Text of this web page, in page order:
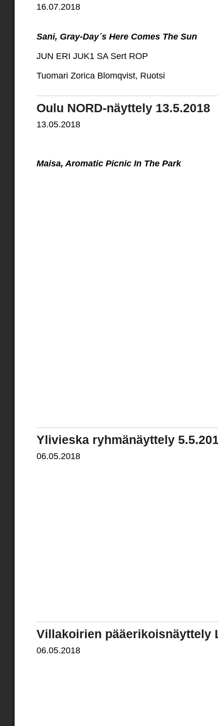
16.07.2018
Sani, Gray-Day´s Here Comes The Sun
JUN ERI JUK1 SA Sert ROP
Tuomari Zorica Blomqvist, Ruotsi
Oulu NORD-näyttely 13.5.2018
13.05.2018
Maisa, Aromatic Picnic In The Park
Ylivieska ryhmänäyttely
06.05.2018
Villakoirien pääerikoisnäyttely
06.05.2018